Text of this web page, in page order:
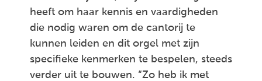
heeft om haar kennis en vaardigheden
die nodig waren om de cantorij te
kunnen leiden en dit orgel met zijn
specifieke kenmerken te bespelen, steeds
verder uit te bouwen. “Zo heb ik met